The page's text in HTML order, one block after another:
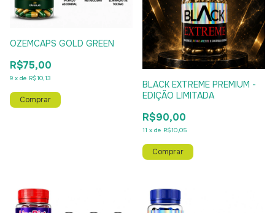
OZEMCAPS GOLD GREEN
R$75,00
9 x de R$10,13
BLACK EXTREME PREMIUM -
EDIÇÃO LIMITADA
R$90,00
11 x de R$10,05